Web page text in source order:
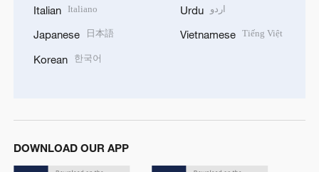
Italian Italiano
Japanese 日本語
Korean 한국어
Urdu اردو
Vietnamese Tiếng Việt
DOWNLOAD OUR APP